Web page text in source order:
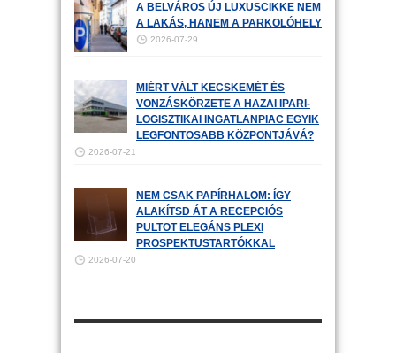
A BELVÁROS ÚJ LUXUSCIKKE NEM
A LAKÁS, HANEM A PARKOLÓHELY
2026-07-29
MIÉRT VÁLT KECSKEMÉT ÉS
VONZÁSKÖRZETE A HAZAI IPARI-
LOGISZTIKAI INGATLANPIAC EGYIK
LEGFONTOSABB KÖZPONTJÁVÁ?
2026-07-21
NEM CSAK PAPÍRHALOM: ÍGY
ALAKÍTSD ÁT A RECEPCIÓS
PULTOT ELEGÁNS PLEXI
PROSPEKTUSTARTÓKKAL
2026-07-20